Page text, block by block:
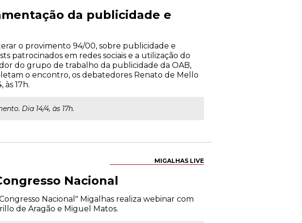
da publicidade e
o provimento 94/00, sobre publicidade e
patrocinados em redes sociais e a utilização do
do grupo de trabalho da publicidade da OAB,
o encontro, os debatedores Renato de Mello
17h.
Dia 14/4, às 17h.
MIGALHAS LIVE
Nacional
Nacional" Migalhas realiza webinar com
de Aragão e Miguel Matos.